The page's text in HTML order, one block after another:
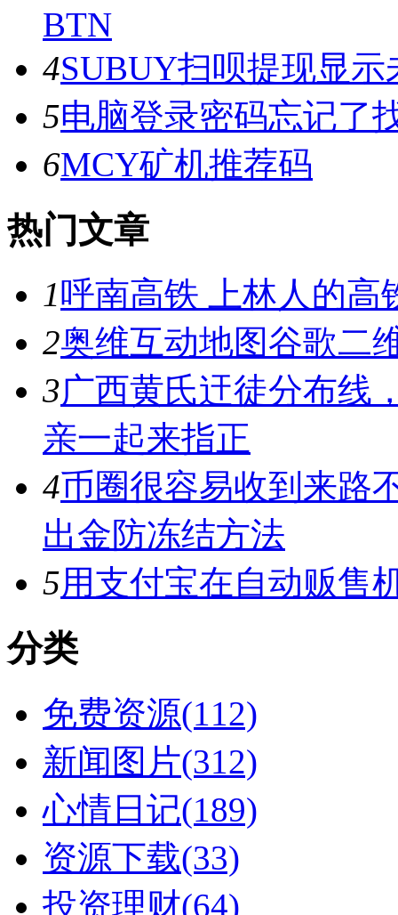
BTN
4SUBUY扫呗提现显
5电脑登录密码忘记了
6MCY矿机推荐码
热门文章
1呼南高铁 上林人的高
2奥维互动地图谷歌二
3广西黄氏迀徒分布线
亲一起来指正
4币圈很容易收到来路
出金防冻结方法
5用支付宝在自动贩售
分类
免费资源(112)
新闻图片(312)
心情日记(189)
资源下载(33)
投资理财(64)